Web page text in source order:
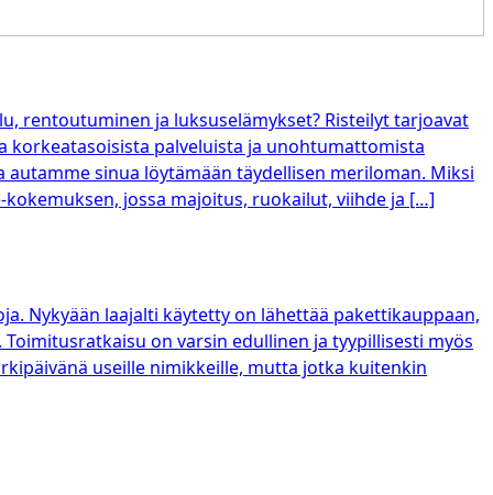
rentoutuminen ja luksuselämykset? Risteilyt tarjoavat
korkeatasoisista palveluista ja unohtumattomista
autamme sinua löytämään täydellisen meriloman. Miksi
jossa majoitus, ruokailut, viihde ja […]
Nykyään laajalti käytetty on lähettää pakettikauppaan,
on varsin edullinen ja tyypillisesti myös
useille nimikkeille, mutta jotka kuitenkin